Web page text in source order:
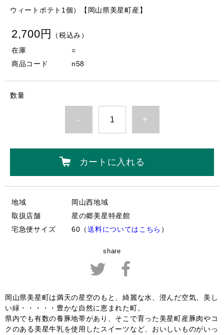
ウィートポテト1個）【岡山県美星町産】
2,700円
（税込み）
在庫
○
商品コード
n58
数量
- +
カートに入れる
地域
岡山西地域
取扱店舗
星の郷美星特産館
宅急便サイズ
60（送料についてはこちら ）
share
岡山県美星町は満天の星空のもと、綺麗な水、澄んだ空気、美し
い緑・・・・・豊かな自然に恵まれた町。
県内でも有数の養豚地帯があり、そこで育った美星町産豚肉やコ
クのある美星牛乳を使用したスイーツなど、おいしいものがいっ